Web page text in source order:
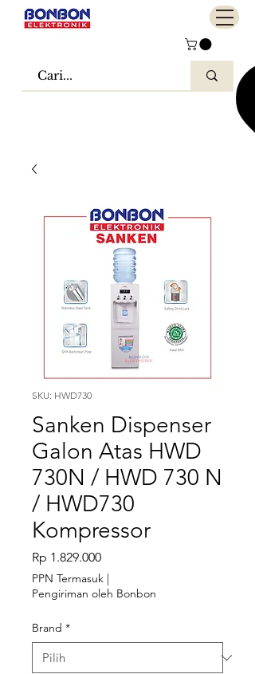
SKU: HWD730
Sanken Dispenser
Galon Atas HWD
730N / HWD 730 N
/ HWD730
Kompressor
Rp 1.829.000Harga
PPN Termasuk |
Pengiriman oleh Bonbon
Brand *